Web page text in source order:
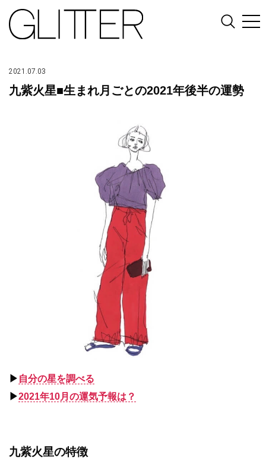
2021.07.03
九紫火星■生まれ月ごとの2021年後半の運勢
▶︎ 自分の星を調べる
▶︎2021年10月の運気予報は？
九紫火星の特徴